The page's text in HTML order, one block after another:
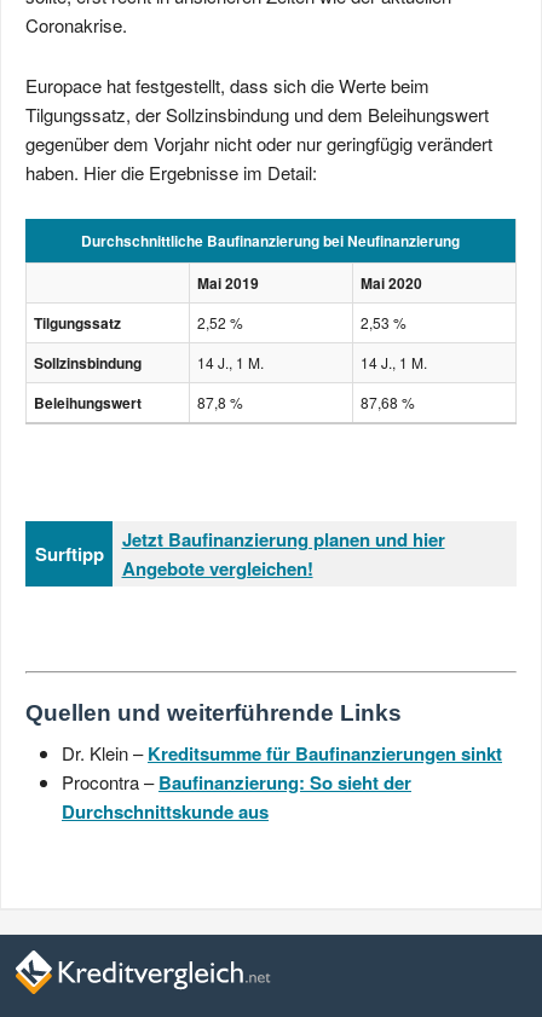
Coronakrise.
Europace hat festgestellt, dass sich die Werte beim
Tilgungssatz, der Sollzinsbindung und dem Beleihungswert
gegenüber dem Vorjahr nicht oder nur geringfügig verändert
haben. Hier die Ergebnisse im Detail:
Durchschnittliche Baufinanzierung bei Neufinanzierung
Mai 2019
Mai 2020
Tilgungssatz
2,52 % 2,53 %
Sollzinsbindung 14 J., 1 M. 14 J., 1 M.
Beleihungswert 87,8 % 87,68 %
Surftipp
Jetzt Baufinanzierung planen und hier
Angebote vergleichen!
Quellen und weiterführende Links
Dr. Klein –Kreditsumme für Baufinanzierungen sinkt
Procontra –Baufinanzierung: So sieht der
Durchschnittskunde aus